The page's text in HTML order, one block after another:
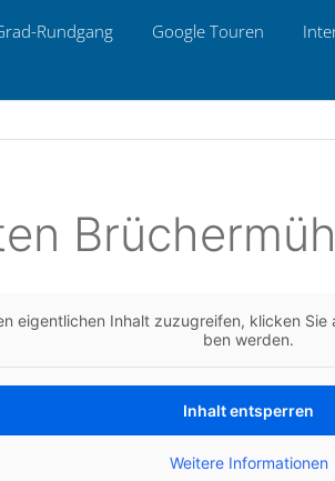
Rund­gang Google Touren
eigent­li­chen Inhalt zuzu­grei­fen, kli­cken
ben werden.
Inhalt ent­sper­ren
Wei­te­re Infor­ma­tio­nen